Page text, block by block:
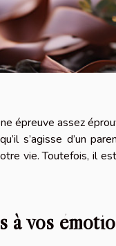
épreuve assez
s’agisse d’un
vie. Toutefois, il
à vos